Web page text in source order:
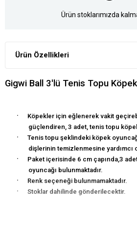
Ürün stoklarımızda
Ürün Özellikleri
Gigwi Ball 3'lü Tenis Topu
·
Köpekler için eğlenerek vakit
güçlendiren, 3 adet, tenis topu
·
Tenis topu şeklindeki köpek
dişlerinin temizlenmesine yardımcı
·
Paket içerisinde 6 cm çapında,3
oyuncağı bulunmaktadır.
· Renk seçeneği bulunmamaktadır.
· Stoklar dahilinde gönderilecektir.